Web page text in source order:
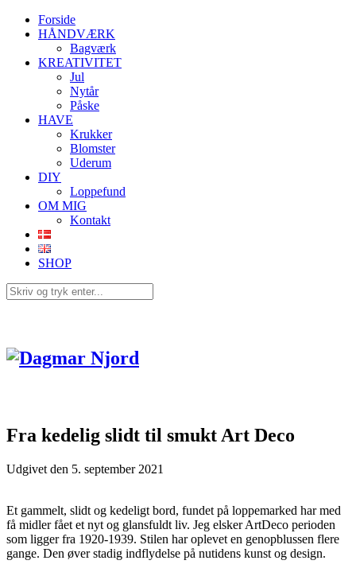
Forside
HÅNDVÆRK
Bagværk
KREATIVITET
Jul
Nytår
Påske
HAVE
Krukker
Blomster
Uderum
DIY
Loppefund
OM MIG
Kontakt
SHOP
Fra kedelig slidt til smukt Art Deco
Udgivet den 5. september 2021
Et gammelt, slidt og kedeligt bord, fundet på loppemarked har med
få midler fået et nyt og glansfuldt liv. Jeg elsker ArtDeco perioden
som ligger fra 1920-1939. Stilen har oplevet en genopblussen flere
gange. Den øver stadig indflydelse på nutidens kunst og design.